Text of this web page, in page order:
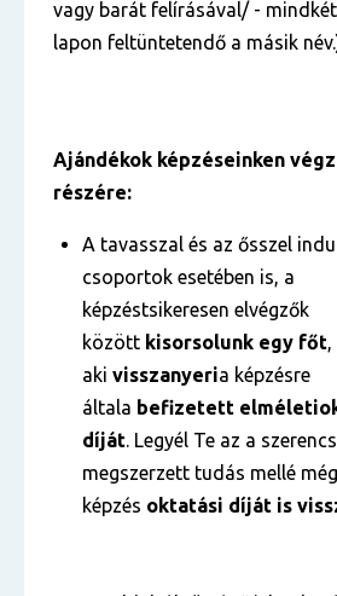
vagy barát felírásával/ -
lapon feltüntetendő a másik
Ajándékok képzéseinken
részére:
A tavasszal és az ősszel
csoportok esetében is, a
képzéstsikeresen elvégzők
között kisorsolunk egy főt,
aki visszanyeria képzésre
általa befizetett elméleti
díját. Legyél Te az a
megszerzett tudás mellé
képzés oktatási díját is